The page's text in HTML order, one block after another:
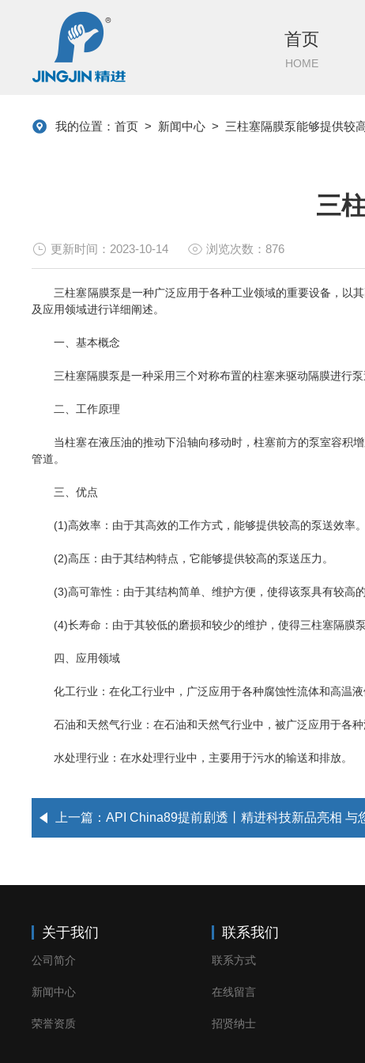
首页
HOME
我的位置：首页 > 新闻中心 > 三柱塞隔膜泵能够提供较
三
更新时间：2023-10-14 浏览次数：876
三柱塞隔膜泵是一种广泛应用于各种工业领域的重要设备，以其
及应用领域进行详细阐述。
一、基本概念
三柱塞隔膜泵是一种采用三个对称布置的柱塞来驱动隔膜进行泵
二、工作原理
当柱塞在液压油的推动下沿轴向移动时，柱塞前方的泵室容积增
管道。
三、优点
(1)高效率：由于其高效的工作方式，能够提供较高的泵送效率。
(2)高压：由于其结构特点，它能够提供较高的泵送压力。
(3)高可靠性：由于其结构简单、维护方便，使得该泵具有较高的
(4)长寿命：由于其较低的磨损和较少的维护，使得三柱塞隔膜泵
四、应用领域
化工行业：在化工行业中，广泛应用于各种腐蚀性流体和高温液
石油和天然气行业：在石油和天然气行业中，被广泛应用于各种
水处理行业：在水处理行业中，主要用于污水的输送和排放。
上一篇：API China89提前剧透丨精进科技新品亮相 与您
关于我们
公司简介
新闻中心
荣誉资质
联系我们
联系方式
在线留言
招贤纳士